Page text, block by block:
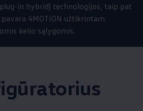
in hybrid) technologijos, taip pat
4MOTION užtikrintam
kelio sąlygomis.